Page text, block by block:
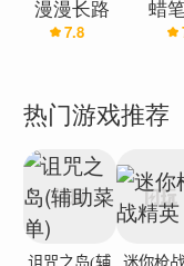
漫漫长路
7.8
蜡
我
热门游戏推荐
诅咒之岛(辅 迷你枪